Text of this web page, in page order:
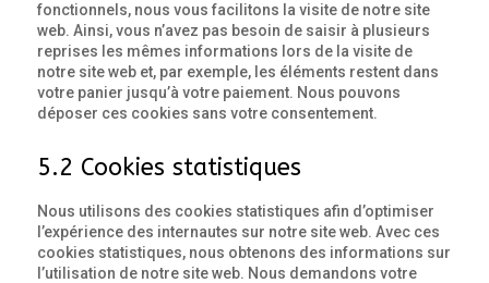
fonctionnels, nous vous facilitons la visite de notre site
web. Ainsi, vous n’avez pas besoin de saisir à plusieurs
reprises les mêmes informations lors de la visite de
notre site web et, par exemple, les éléments restent dans
votre panier jusqu’à votre paiement. Nous pouvons
déposer ces cookies sans votre consentement.
5.2 Cookies statistiques
Nous utilisons des cookies statistiques afin d’optimiser
l’expérience des internautes sur notre site web. Avec ces
cookies statistiques, nous obtenons des informations sur
l’utilisation de notre site web. Nous demandons votre